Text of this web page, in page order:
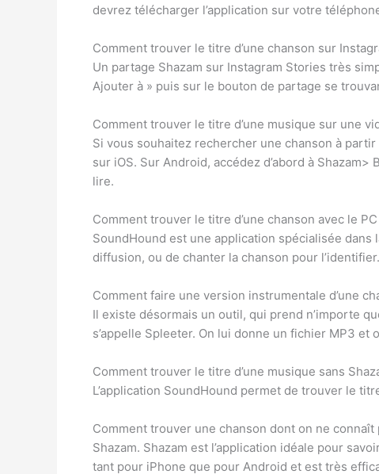
devrez télécharger l’application sur votre
Comment trouver le titre d’une chanson sur
Un partage Shazam sur Instagram Stories très
Ajouter à » puis sur le bouton de partage se
Comment trouver le titre d’une musique sur une
Si vous souhaitez rechercher une chanson à
sur iOS. Sur Android, accédez d’abord à
lire.
Comment trouver le titre d’une chanson avec le PC
SoundHound est une application spécialisée
diffusion, ou de chanter la chanson pour
Comment faire une version instrumentale d’une
Il existe désormais un outil, qui prend n’importe
s’appelle Spleeter. On lui donne un fichier MP3
Comment trouver le titre d’une musique sans
L’application SoundHound permet de trouver le
Comment trouver une chanson dont on ne connaît
Shazam. Shazam est l’application idéale pour
tant pour iPhone que pour Android et est très